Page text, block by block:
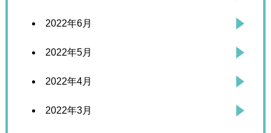
2022年6月
2022年5月
2022年4月
2022年3月